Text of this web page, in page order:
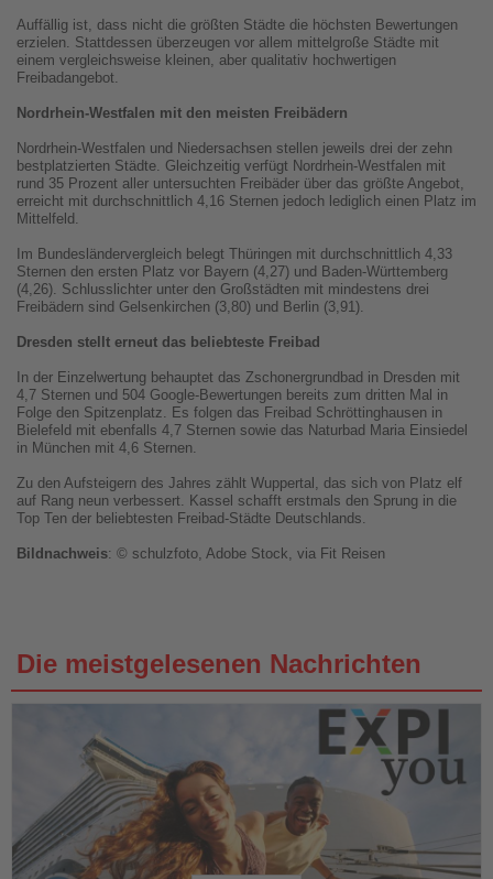
Auffällig ist, dass nicht die größten Städte die höchsten Bewertungen
erzielen. Stattdessen überzeugen vor allem mittelgroße Städte mit
einem vergleichsweise kleinen, aber qualitativ hochwertigen
Freibadangebot.
Nordrhein-Westfalen mit den meisten Freibädern
Nordrhein-Westfalen und Niedersachsen stellen jeweils drei der zehn
bestplatzierten Städte. Gleichzeitig verfügt Nordrhein-Westfalen mit
rund 35 Prozent aller untersuchten Freibäder über das größte Angebot,
erreicht mit durchschnittlich 4,16 Sternen jedoch lediglich einen Platz im
Mittelfeld.
Im Bundesländervergleich belegt Thüringen mit durchschnittlich 4,33
Sternen den ersten Platz vor Bayern (4,27) und Baden-Württemberg
(4,26). Schlusslichter unter den Großstädten mit mindestens drei
Freibädern sind Gelsenkirchen (3,80) und Berlin (3,91).
Dresden stellt erneut das beliebteste Freibad
In der Einzelwertung behauptet das Zschonergrundbad in Dresden mit
4,7 Sternen und 504 Google-Bewertungen bereits zum dritten Mal in
Folge den Spitzenplatz. Es folgen das Freibad Schröttinghausen in
Bielefeld mit ebenfalls 4,7 Sternen sowie das Naturbad Maria Einsiedel
in München mit 4,6 Sternen.
Zu den Aufsteigern des Jahres zählt Wuppertal, das sich von Platz elf
auf Rang neun verbessert. Kassel schafft erstmals den Sprung in die
Top Ten der beliebtesten Freibad-Städte Deutschlands.
Bildnachweis: © schulzfoto, Adobe Stock, via Fit Reisen
Die meistgelesenen Nachrichten